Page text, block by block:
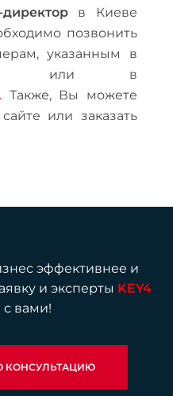
директор в Киеве
позвонить
указанным в
или в
Также, Вы можете
или заказать
эффективнее и
и эксперты KEY4
с вами!
КОНСУЛЬТАЦИЮ